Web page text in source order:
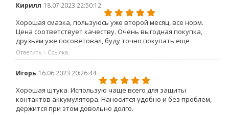
Кирилл 18.07.2023 22:50:12
Хорошая смазка, пользуюсь уже второй месяц, все норм.
Цена соответствует качеству. Очень выгодная покупка,
друзьям уже посоветовал, буду точно покупать еще
Ответить Ссылка
Игорь 16.06.2023 20:26:44
Хорошая штука. Использую чаще всего для защиты
контактов аккумулятора. Наносится удобно и без проблем,
держится при этом довольно долго.